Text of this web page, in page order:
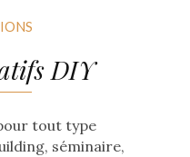
DIY
tout type
séminaire,